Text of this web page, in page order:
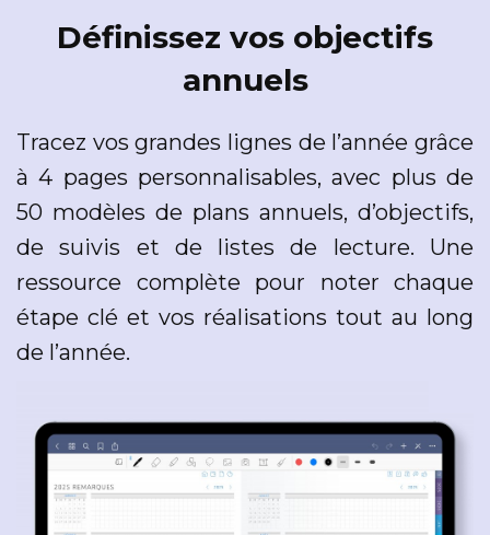
Définissez vos objectifs
annuels
Tracez vos grandes lignes de l’année grâce
à 4 pages personnalisables, avec plus de
50 modèles de plans annuels, d’objectifs,
de suivis et de listes de lecture. Une
ressource complète pour noter chaque
étape clé et vos réalisations tout au long
de l’année.